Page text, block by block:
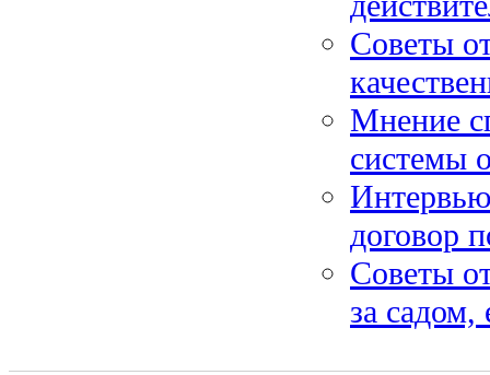
Советы
Мнение
системы
договор
Советы
за садом,